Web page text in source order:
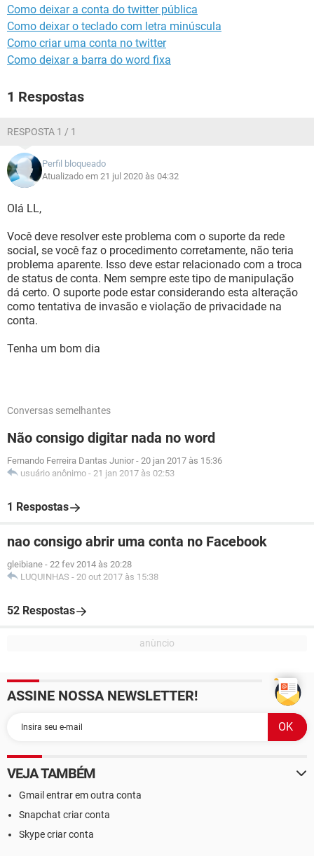
Como deixar a conta do twitter pública
Como deixar o teclado com letra minúscula
Como criar uma conta no twitter
Como deixar a barra do word fixa
1 Respostas
RESPOSTA 1 / 1
Perfil bloqueado
Atualizado em 21 jul 2020 às 04:32
Olá LL,
Você deve resolver este problema com o suporte da rede
social, se você faz o procedimento corretamente, não teria
problema aparente. Isso deve estar relacionado com a troca
de status de conta. Nem sempre este tipo de manipulação
dá certo. O suporte pode estar considerando esta alteração
como tentativa de invasão e violação de privacidade na
conta.
Tenha um bom dia
Conversas semelhantes
Não consigo digitar nada no word
Fernando Ferreira Dantas Junior - 20 jan 2017 às 15:36
usuário anônimo - 21 jan 2017 às 02:53
1 Respostas
nao consigo abrir uma conta no Facebook
gleibiane - 22 fev 2014 às 20:28
LUQUINHAS - 20 out 2017 às 15:38
52 Respostas
ASSINE NOSSA NEWSLETTER!
VEJA TAMBÉM
Gmail entrar em outra conta
Snapchat criar conta
Skype criar conta